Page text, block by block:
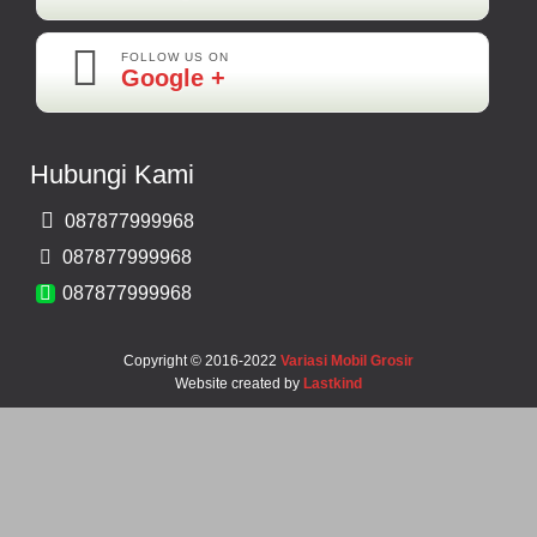
Maya-Palembang
Barang Sudah Sampai Mbak Ratna Makasih
FOLLOW US ON
Google +
Hubungi Kami
087877999968
087877999968
087877999968
Copyright © 2016-2022 Variasi Mobil Grosir
Website created by Lastkind